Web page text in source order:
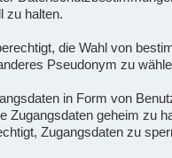
zu halten.
die Wahl von
Pseudonym zu
in Form von
geheim zu
Zugangsdaten zu